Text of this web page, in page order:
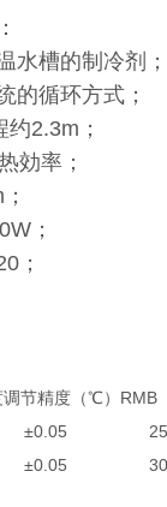
水槽的制冷剂；
的循环方式；
2.3m；
効率；
；
；
节精度（℃） RMB
±0.05
±0.05